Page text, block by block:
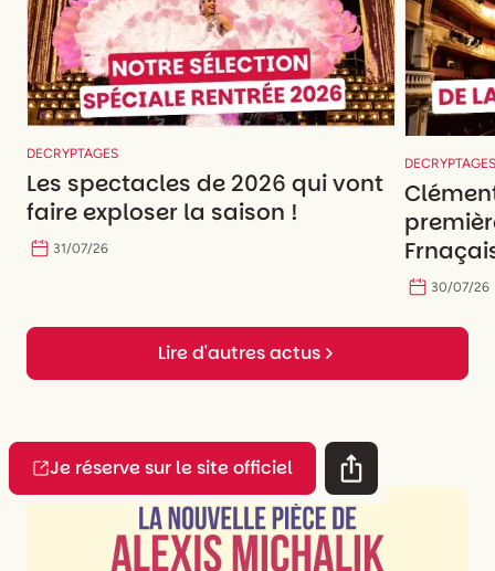
DECRYPTAGES
Les spectacles de 2026 qui vont
faire exploser la saison !
31/07/26
30/07/26
Lire d'autres actus
Je réserve sur le site officiel